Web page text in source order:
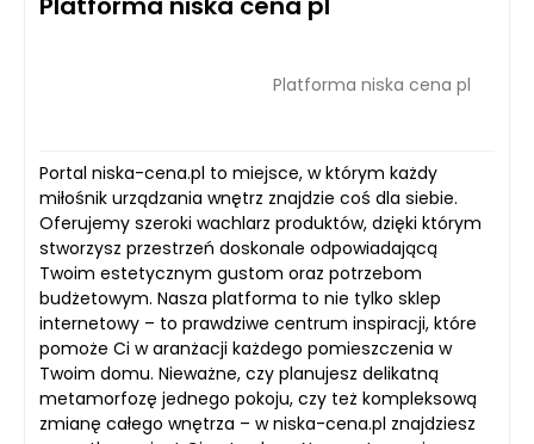
Platforma niska cena pl
Portal niska-cena.pl to miejsce, w którym każdy
miłośnik urządzania wnętrz znajdzie coś dla siebie.
Oferujemy szeroki wachlarz produktów, dzięki którym
stworzysz przestrzeń doskonale odpowiadającą
Twoim estetycznym gustom oraz potrzebom
budżetowym. Nasza platforma to nie tylko sklep
internetowy – to prawdziwe centrum inspiracji, które
pomoże Ci w aranżacji każdego pomieszczenia w
Twoim domu. Nieważne, czy planujesz delikatną
metamorfozę jednego pokoju, czy też kompleksową
zmianę całego wnętrza – w niska-cena.pl znajdziesz